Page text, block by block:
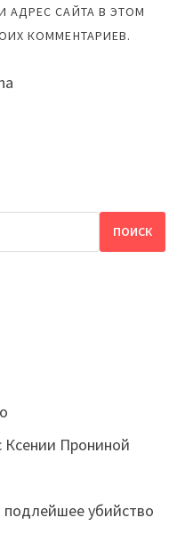
АДРЕС САЙТА В ЭТОМ
КОММЕНТАРИЕВ.
ПОИСК
Ксении Прониной
убийство